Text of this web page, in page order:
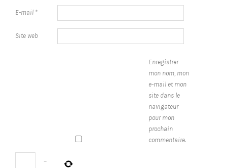
E-mail *
Site web
Enregistrer
mon nom, mon
e-mail et mon
site dans le
navigateur
pour mon
prochain
commentaire.
−